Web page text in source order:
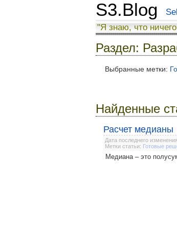
S3.Blog
"Я знаю, что
Раздел:
Выбранные метки:
Найденные
Расчет медианы
Дата последнего
Метки статьи: Готовые
Медиана – это